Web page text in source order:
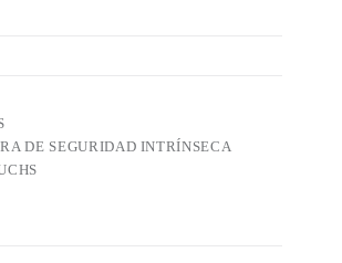
DE SEGURIDAD INTRÍNSECA